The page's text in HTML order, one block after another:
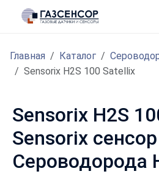
Главная Каталог
Sensorix H2S 100 Satellix
Sensorix H2S
Sensorix сенсор
Сероводорода